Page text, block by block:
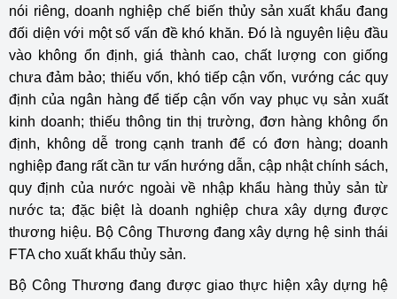
nói riêng, doanh nghiệp chế biến thủy sản xuất khẩu đang
đối diện với một số vấn đề khó khăn. Đó là nguyên liệu đầu
vào không ổn định, giá thành cao, chất lượng con giống
chưa đảm bảo; thiếu vốn, khó tiếp cận vốn, vướng các quy
định của ngân hàng để tiếp cận vốn vay phục vụ sản xuất
kinh doanh; thiếu thông tin thị trường, đơn hàng không ổn
định, không dễ trong cạnh tranh để có đơn hàng; doanh
nghiệp đang rất cần tư vấn hướng dẫn, cập nhật chính sách,
quy định của nước ngoài về nhập khẩu hàng thủy sản từ
nước ta; đặc biệt là doanh nghiệp chưa xây dựng được
thương hiệu. Bộ Công Thương đang xây dựng hệ sinh thái
FTA cho xuất khẩu thủy sản.
Bộ Công Thương đang được giao thực hiện xây dựng hệ